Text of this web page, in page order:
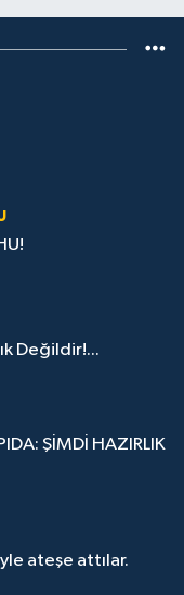
Değildir!...
ŞİMDİ HAZIRLIK
ateşe attılar.